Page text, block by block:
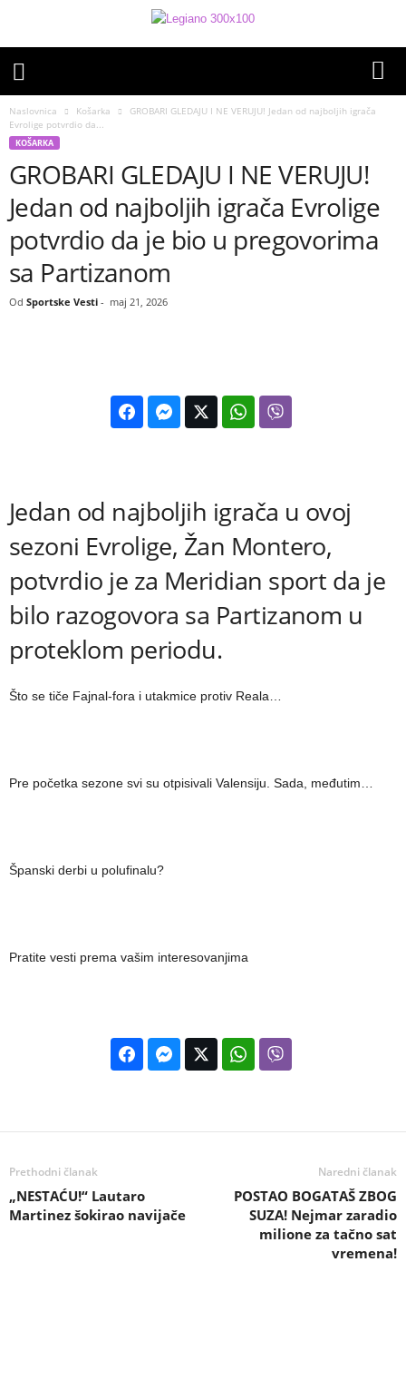
Naslovnica Košarka
GROBARI GLEDAJU I NE VERUJU! Jedan od najboljih igrača
Evrolige potvrdio da...
KOŠARKA
GROBARI GLEDAJU I NE VERUJU!
Jedan od najboljih igrača Evrolige
potvrdio da je bio u pregovorima
sa Partizanom
Od Sportske Vesti - maj 21, 2026
Jedan od najboljih igrača u ovoj
sezoni Evrolige, Žan Montero,
potvrdio je za Meridian sport da je
bilo razogovora sa Partizanom u
proteklom periodu.
Što se tiče Fajnal-fora i utakmice protiv Reala…
Pre početka sezone svi su otpisivali Valensiju. Sada, međutim…
Španski derbi u polufinalu?
Pratite vesti prema vašim interesovanjima
Prethodni članak
„NESTAĆU!“ Lautaro
Martinez šokirao navijače
Naredni članak
POSTAO BOGATAŠ ZBOG
SUZA! Nejmar zaradio
milione za tačno sat
vremena!